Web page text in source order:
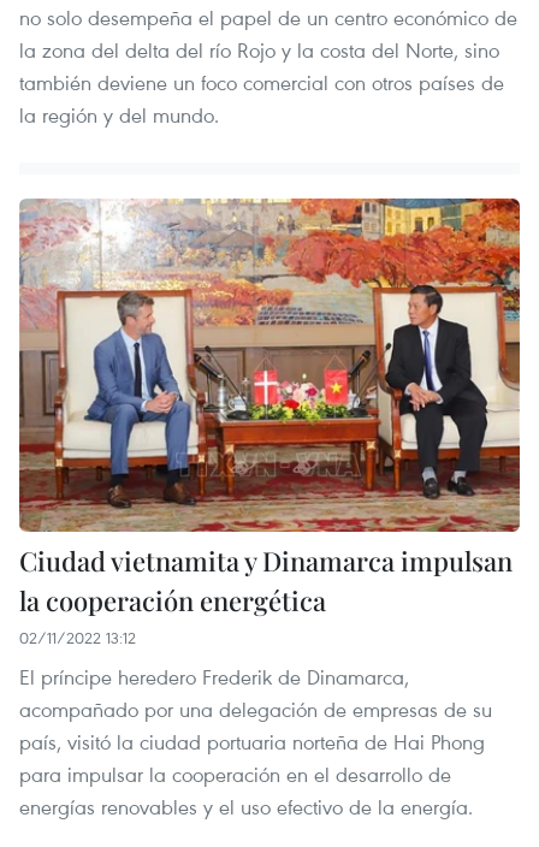
no solo desempeña el papel de un centro económico de
la zona del delta del río Rojo y la costa del Norte, sino
también deviene un foco comercial con otros países de
la región y del mundo.
Ciudad vietnamita y Dinamarca impulsan
la cooperación energética
02/11/2022 13:12
El príncipe heredero Frederik de Dinamarca,
acompañado por una delegación de empresas de su
país, visitó la ciudad portuaria norteña de Hai Phong
para impulsar la cooperación en el desarrollo de
energías renovables y el uso efectivo de la energía.